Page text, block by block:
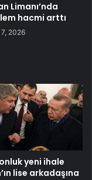
Limanı’nda
hacmi arttı
2026
yeni ihale
lise arkadaşına